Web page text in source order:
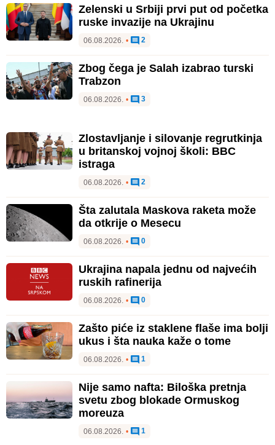
Zelenski u Srbiji prvi put od početka
ruske invazije na Ukrajinu
06.08.2026. • 2
Zbog čega je Salah izabrao turski
Trabzon
06.08.2026. • 3
Zlostavljanje i silovanje regrutkinja
u britanskoj vojnoj školi: BBC
istraga
06.08.2026. • 2
Šta zalutala Maskova raketa može
da otkrije o Mesecu
06.08.2026. • 0
Ukrajina napala jednu od najvećih
ruskih rafinerija
06.08.2026. • 0
Zašto piće iz staklene flaše ima bolji
ukus i šta nauka kaže o tome
06.08.2026. • 1
Nije samo nafta: Biloška pretnja
svetu zbog blokade Ormuskog
moreuza
06.08.2026. • 1